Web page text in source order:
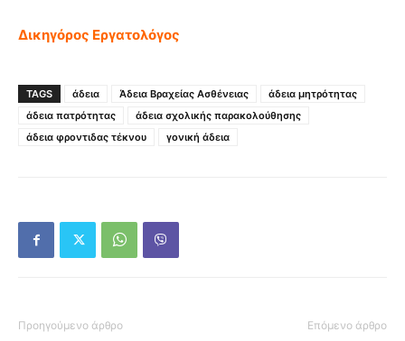
Δικηγόρος Εργατολόγος
TAGS άδεια Άδεια Βραχείας Ασθένειας
άδεια μητρότητας
άδεια πατρότητας
άδεια σχολικής παρακολούθησης
άδεια φροντιδας τέκνου
γονική άδεια
Προηγούμενο άρθρο Επόμενο άρθρο